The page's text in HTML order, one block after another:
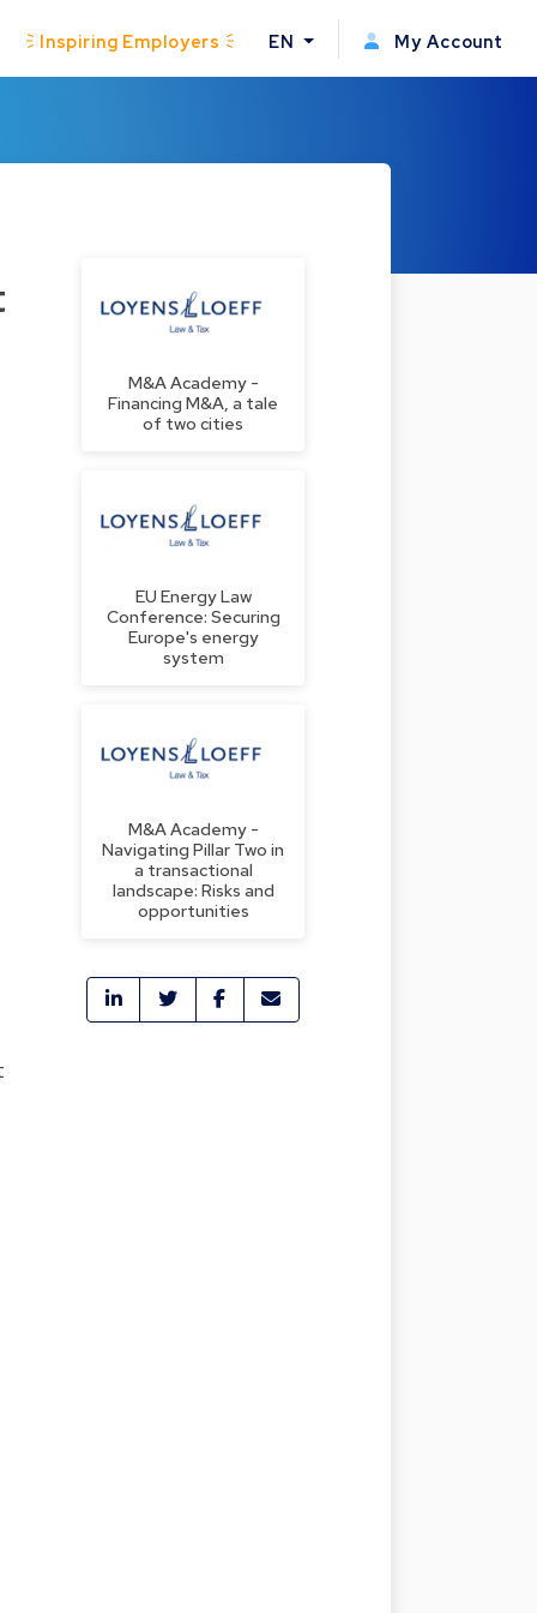
Inspiring Employers EN My Account
M&A Academy -
Financing M&A, a tale
of two cities
EU Energy Law
Conference: Securing
Europe's energy
system
M&A Academy -
Navigating Pillar Two in
a transactional
landscape: Risks and
opportunities